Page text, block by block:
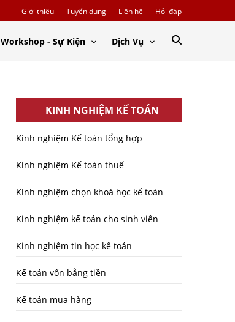
Giới thiệu Tuyển dụng Liên hệ Hỏi đáp
Workshop - Sự Kiện Dịch Vụ
KINH NGHIỆM KẾ TOÁN
Kinh nghiệm Kế toán tổng hợp
Kinh nghiệm Kế toán thuế
Kinh nghiệm chọn khoá học kế toán
Kinh nghiệm kế toán cho sinh viên
Kinh nghiệm tin học kế toán
Kế toán vốn bằng tiền
Kế toán mua hàng